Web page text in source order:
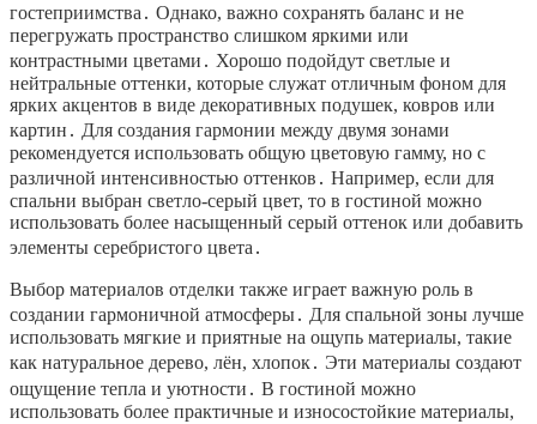
гостеприимства․ Однако, важно сохранять баланс и не
перегружать пространство слишком яркими или
контрастными цветами․ Хорошо подойдут светлые и
нейтральные оттенки, которые служат отличным фоном для
ярких акцентов в виде декоративных подушек, ковров или
картин․ Для создания гармонии между двумя зонами
рекомендуется использовать общую цветовую гамму, но с
различной интенсивностью оттенков․ Например, если для
спальни выбран светло-серый цвет, то в гостиной можно
использовать более насыщенный серый оттенок или добавить
элементы серебристого цвета․
Выбор материалов отделки также играет важную роль в
создании гармоничной атмосферы․ Для спальной зоны лучше
использовать мягкие и приятные на ощупь материалы, такие
как натуральное дерево, лён, хлопок․ Эти материалы создают
ощущение тепла и уютности․ В гостиной можно
использовать более практичные и износостойкие материалы,